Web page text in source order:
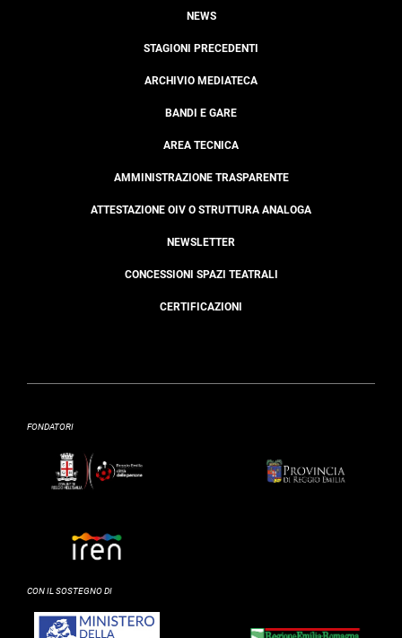
NEWS
STAGIONI PRECEDENTI
ARCHIVIO MEDIATECA
BANDI E GARE
AREA TECNICA
AMMINISTRAZIONE TRASPARENTE
ATTESTAZIONE OIV O STRUTTURA ANALOGA
NEWSLETTER
CONCESSIONI SPAZI TEATRALI
CERTIFICAZIONI
FONDATORI
CON IL SOSTEGNO DI